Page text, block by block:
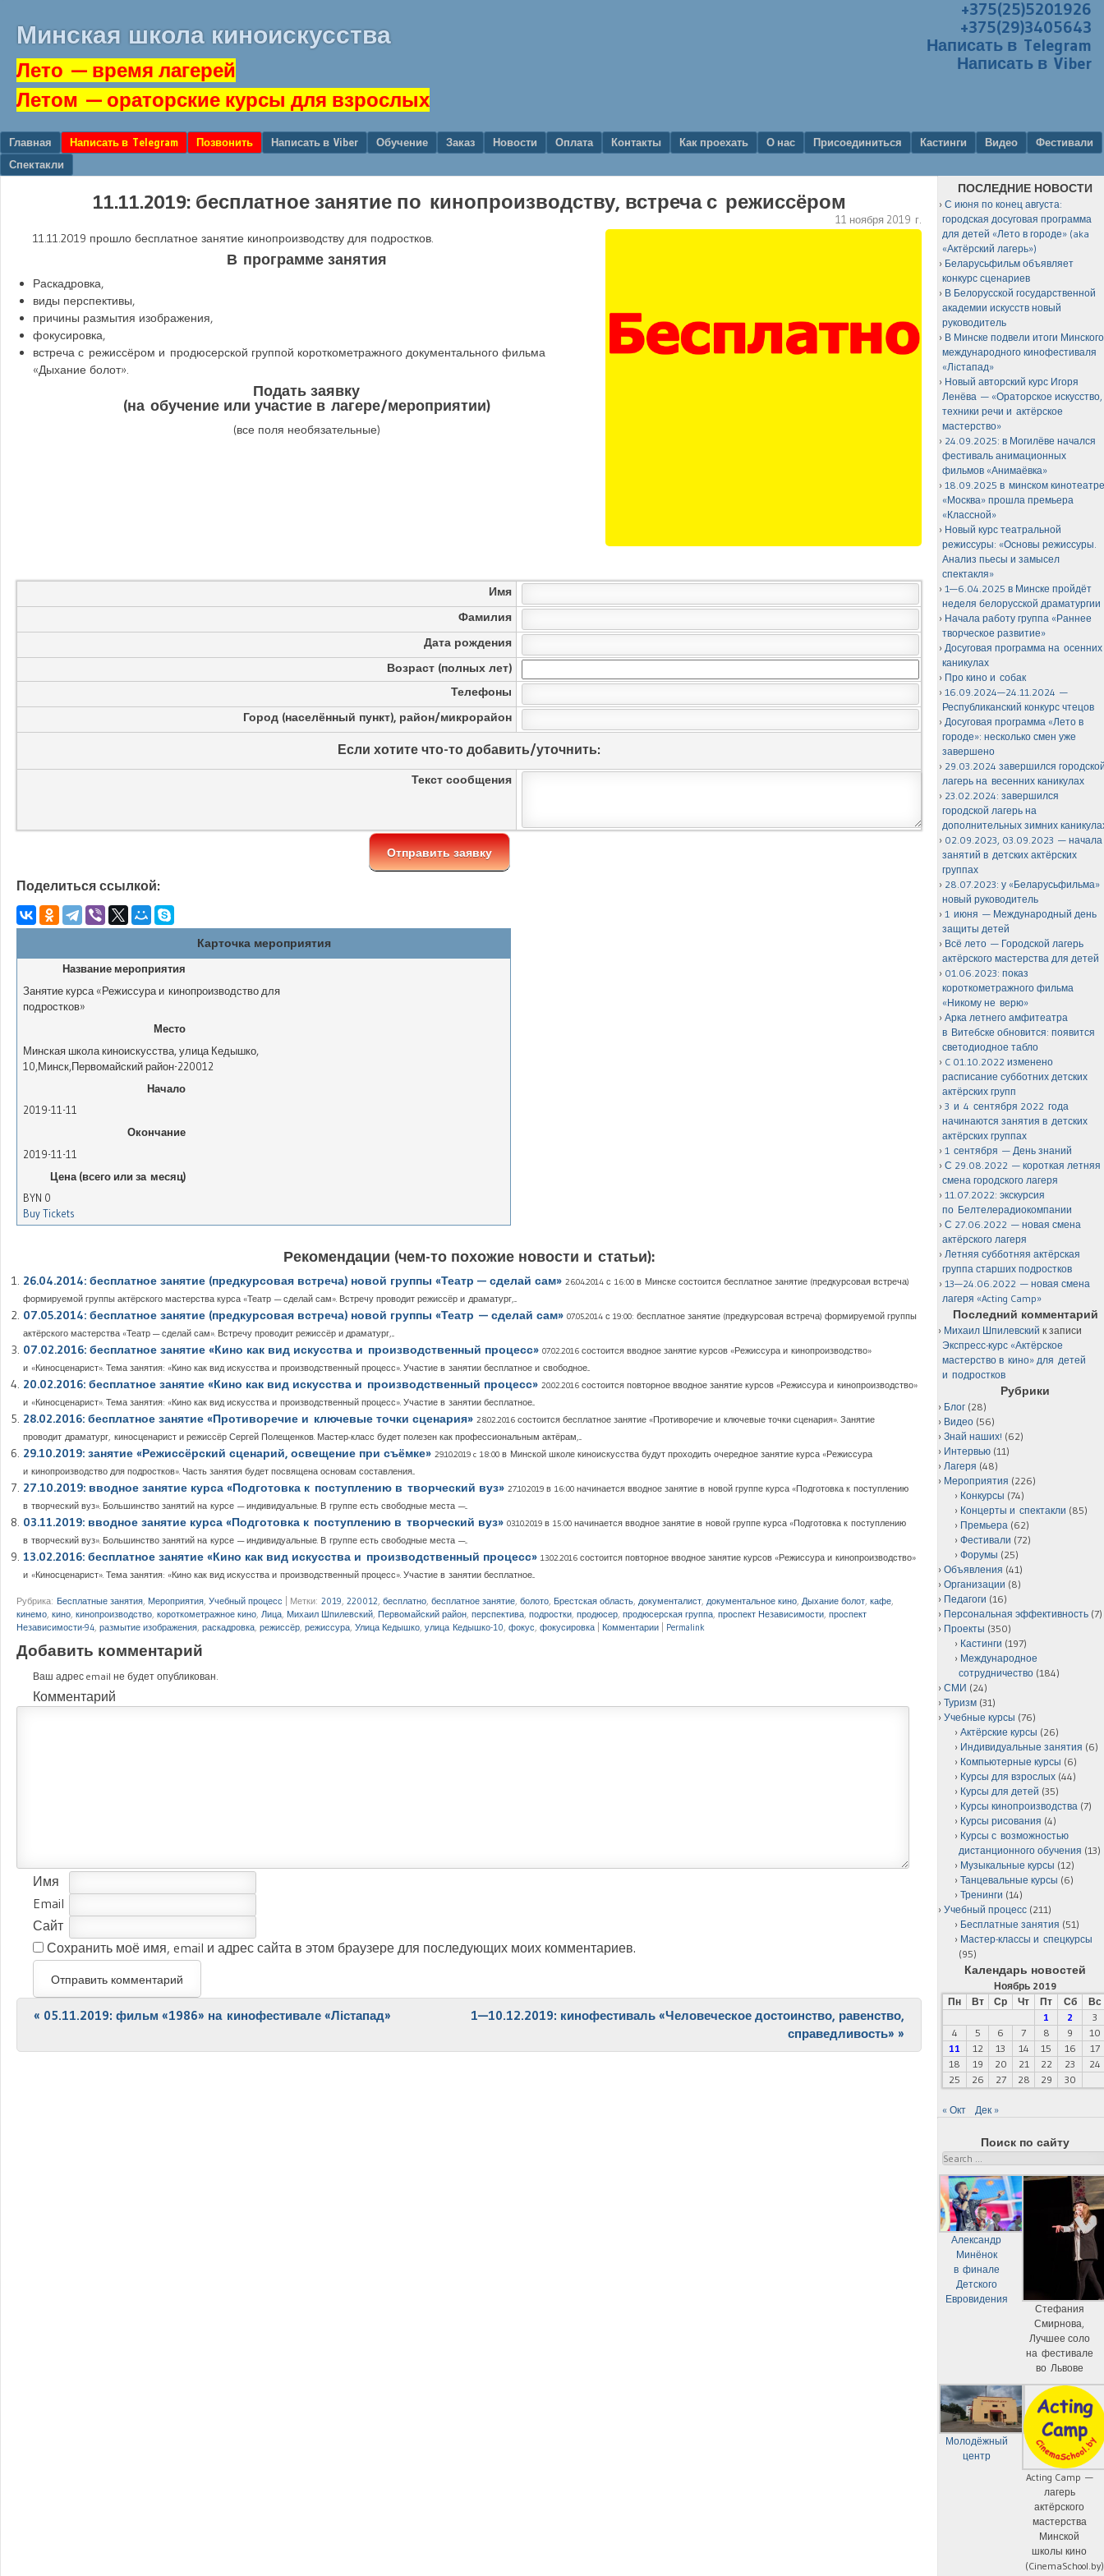
+375(25)5201926
+375(29)3405643
Написать в Telegram
Написать в Viber
Минская школа киноискусства
Лето — время лагерей
Летом — ораторские курсы для взрослых
Меню
Перейти к содержанию
Главная Написать в Telegram Позвонить Написать в Viber Обучение Заказ Новости Оплата Контакты Как проехать О нас Присоединиться Кастинги Видео
Фестивали
Спектакли
11.11.2019: бесплатное занятие по кинопроизводству, встреча с режиссёром
11 ноября 2019 г.
11.11.2019 прошло бесплатное занятие кинопроизводству для подростков.
В программе занятия
Раскадровка,
виды перспективы,
причины размытия изображения,
фокусировка,
встреча с режиссёром и продюсерской группой короткометражного документального фильма
«Дыхание болот».
Подать заявку
(на обучение или участие в лагере/мероприятии)
(все поля необязательные)
Имя
Фамилия
Дата рождения
Возраст (полных лет)
Телефоны
Город (населённый пункт), район/микрорайон
Если хотите что-то добавить/уточнить:
Текст сообщения
Поделиться ссылкой:
Карточка мероприятия
Название мероприятия
Занятие курса «Режиссура и кинопроизводство для
подростков»
Место
Минская школа киноискусства, улица Кедышко,
10,Минск,Первомайский район-220012
Начало
2019-11-11
Окончание
2019-11-11
Цена (всего или за месяц)
BYN 0
Buy Tickets
Рекомендации (чем-то похожие новости и статьи):
26.04.2014: бесплатное занятие (предкурсовая встреча) новой группы «Театр — сделай сам» 26.04.2014 с 16:00 в Минске состоится бесплатное занятие (предкурсовая встреча)
формируемой группы актёрского мастерства курса «Театр — сделай сам». Встречу проводит режиссёр и драматург,...
07.05.2014: бесплатное занятие (предкурсовая встреча) новой группы «Театр — сделай сам» 07.05.2014 с 19:00: бесплатное занятие (предкурсовая встреча) формируемой группы
актёрского мастерства «Театр — сделай сам». Встречу проводит режиссёр и драматург,...
07.02.2016: бесплатное занятие «Кино как вид искусства и производственный процесс» 07.02.2016 состоится вводное занятие курсов «Режиссура и кинопроизводство»
и «Киносценарист». Тема занятия: «Кино как вид искусства и производственный процесс». Участие в занятии бесплатное и свободное...
20.02.2016: бесплатное занятие «Кино как вид искусства и производственный процесс» 20.02.2016 состоится повторное вводное занятие курсов «Режиссура и кинопроизводство»
и «Киносценарист». Тема занятия: «Кино как вид искусства и производственный процесс». Участие в занятии бесплатное...
28.02.2016: бесплатное занятие «Противоречие и ключевые точки сценария» 28.02.2016 состоится бесплатное занятие «Противоречие и ключевые точки сценария». Занятие
проводит драматург, киносценарист и режиссёр Сергей Полещенков. Мастер-класс будет полезен как профессиональным актёрам,...
29.10.2019: занятие «Режиссёрский сценарий, освещение при съёмке» 29.10.2019 c 18:00 в Минской школе киноискусства будут проходить очередное занятие курса «Режиссура
и кинопроизводство для подростков». Часть занятия будет посвящена основам составления...
27.10.2019: вводное занятие курса «Подготовка к поступлению в творческий вуз» 27.10.2019 в 16:00 начинается вводное занятие в новой группе курса «Подготовка к поступлению
в творческий вуз». Большинство занятий на курсе — индивидуальные. В группе есть свободные места —...
03.11.2019: вводное занятие курса «Подготовка к поступлению в творческий вуз» 03.10.2019 в 15:00 начинается вводное занятие в новой группе курса «Подготовка к поступлению
в творческий вуз». Большинство занятий на курсе — индивидуальные. В группе есть свободные места —...
13.02.2016: бесплатное занятие «Кино как вид искусства и производственный процесс» 13.02.2016 состоится повторное вводное занятие курсов «Режиссура и кинопроизводство»
и «Киносценарист». Тема занятия: «Кино как вид искусства и производственный процесс». Участие в занятии бесплатное...
Рубрика: Бесплатные занятия, Мероприятия, Учебный процесс Метки: 2019, 220012, бесплатно, бесплатное занятие, болото, Брестская область, документалист, документальное кино, Дыхание болот, кафе,
кинемо, кино, кинопроизводство, короткометражное кино, Лица, Михаил Шпилевский, Первомайский район, перспектива, подростки, продюсер, продюсерская группа, проспект Независимости, проспект
Независимости-94, размытие изображения, раскадровка, режиссёр, режиссура, Улица Кедышко, улица Кедышко-10, фокус, фокусировка Комментарии Permalink
Добавить комментарий
Ваш адрес email не будет опубликован.
Комментарий
Имя
Email
Сайт
Сохранить моё имя, email и адрес сайта в этом браузере для последующих моих комментариев.
Post navigation
« 05.11.2019: фильм «1986» на кинофестивале «Лістапад»
1—10.12.2019: кинофестиваль «Человеческое достоинство, равенство,
справедливость» »
ПОСЛЕДНИЕ НОВОСТИ
С июня по конец августа:
городская досуговая программа
для детей «Лето в городе» (aka
«Актёрский лагерь»)
Беларусьфильм объявляет
конкурс сценариев
В Белорусской государственной
академии искусств новый
руководитель
В Минске подвели итоги Минского
международного кинофестиваля
«Лiстапад»
Новый авторский курс Игоря
Ленёва — «Ораторское искусство,
техники речи и актёрское
мастерство»
24.09.2025: в Могилёве начался
фестиваль анимационных
фильмов «Анимаёвка»
18.09.2025 в минском
«Москва» прошла премьера
«Классной»
Новый курс театральной
режиссуры: «Основы режиссуры.
Анализ пьесы и замысел
спектакля»
1—6.04.2025 в Минске пройдёт
неделя белорусской драматургии
Начала работу группа «Раннее
творческое развитие»
Досуговая программа на осенних
каникулах
Про кино и собак
16.09.2024—24.11.2024 —
Республиканский конкурс чтецов
Досуговая программа «Лето в
городе»: несколько смен уже
завершено
29.03.2024 завершился
лагерь на весенних каникулах
23.02.2024: завершился
городской лагерь на
дополнительных зимних
02.09.2023, 03.09.2023 — начала
занятий в детских актёрских
группах
28.07.2023: у «Беларусьфильма»
новый руководитель
1 июня — Международный день
защиты детей
Всё лето — Городской лагерь
актёрского мастерства для детей
01.06.2023: показ
короткометражного фильма
«Никому не верю»
Арка летнего амфитеатра
в Витебске обновится: появится
светодиодное табло
C 01.10.2022 изменено
расписание субботних детских
актёрских групп
3 и 4 сентября 2022 года
начинаются занятия в детских
актёрских группах
1 сентября — День знаний
С 29.08.2022 — короткая летняя
смена городского лагеря
11.07.2022: экскурсия
по Белтелерадиокомпании
С 27.06.2022 — новая смена
актёрского лагеря
Летняя субботняя актёрская
группа старших подростков
13—24.06.2022 — новая смена
лагеря «Acting Camp»
Последний комментарий
Михаил Шпилевский к записи
Экспресс-курс «Актёрское
мастерство в кино» для детей
и подростков
Рубрики
Блог (28)
Видео (56)
Знай наших! (62)
Интервью (11)
Лагеря (48)
Мероприятия (226)
Конкурсы (74)
Концерты и спектакли (85)
Премьера (62)
Фестивали (72)
Форумы (25)
Объявления (41)
Организации (8)
Педагоги (16)
Персональная эффективность (7)
Проекты (350)
Кастинги (197)
Международное
сотрудничество (184)
СМИ (24)
Туризм (31)
Учебные курсы (76)
Актёрские курсы (26)
Индивидуальные занятия (6)
Компьютерные курсы (6)
Курсы для взрослых (44)
Курсы для детей (35)
Курсы кинопроизводства (7)
Курсы рисования (4)
Курсы с возможностью
дистанционного обучения (13)
Музыкальные курсы (12)
Танцевальные курсы (6)
Тренинги (14)
Учебный процесс (211)
Бесплатные занятия (51)
Мастер-классы и спецкурсы
(95)
Календарь новостей
Ноябрь 2019
Пн
Вт Ср Чт Пт Сб
Вс
1
2
3
4
5 6 7 8 9
10
11
12 13 14 15 16
17
18
19 20 21 22 23
24
25
26 27 28 29 30
« Окт Дек »
Поиск по сайту
Search
Александр
Минёнок
в финале
Детского
Евровидения
Стефания
Смирнова,
Лучшее соло
на фестивале
во Львове
Молодёжный
центр
Acting Camp —
лагерь
актёрского
мастерства
Минской
школы кино
(CinemaSchool.by)